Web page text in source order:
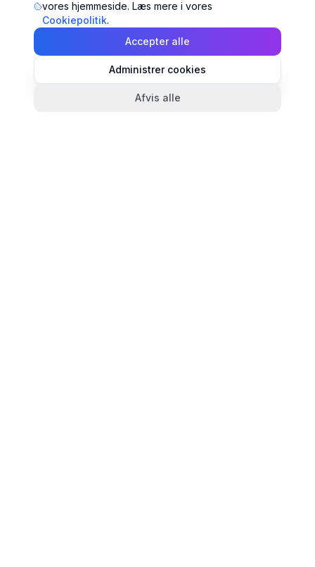
vores hjemmeside. Læs mere i vores
Cookiepolitik.
Accepter alle
Administrer cookies
Afvis alle